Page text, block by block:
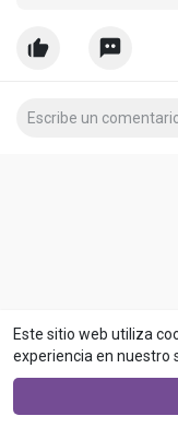
Este sitio web utiliza
experiencia en nuestro